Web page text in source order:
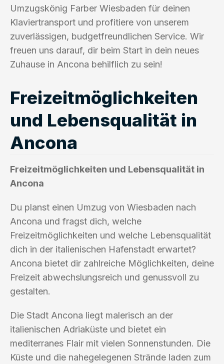
Umzugskönig Farber Wiesbaden für deinen
Klaviertransport und profitiere von unserem
zuverlässigen, budgetfreundlichen Service. Wir
freuen uns darauf, dir beim Start in dein neues
Zuhause in Ancona behilflich zu sein!
Freizeitmöglichkeiten
und Lebensqualität in
Ancona
Freizeitmöglichkeiten und Lebensqualität in
Ancona
Du planst einen Umzug von Wiesbaden nach
Ancona und fragst dich, welche
Freizeitmöglichkeiten und welche Lebensqualität
dich in der italienischen Hafenstadt erwartet?
Ancona bietet dir zahlreiche Möglichkeiten, deine
Freizeit abwechslungsreich und genussvoll zu
gestalten.
Die Stadt Ancona liegt malerisch an der
italienischen Adriaküste und bietet ein
mediterranes Flair mit vielen Sonnenstunden. Die
Küste und die nahegelegenen Strände laden zum